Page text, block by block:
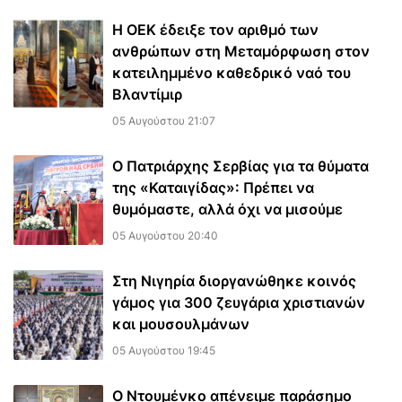
Η ΟΕΚ έδειξε τον αριθμό των
ανθρώπων στη Μεταμόρφωση στον
κατειλημμένο καθεδρικό ναό του
Βλαντίμιρ
05 Αυγούστου 21:07
Ο Πατριάρχης Σερβίας για τα θύματα
της «Καταιγίδας»: Πρέπει να
θυμόμαστε, αλλά όχι να μισούμε
05 Αυγούστου 20:40
Στη Νιγηρία διοργανώθηκε κοινός
γάμος για 300 ζευγάρια χριστιανών
και μουσουλμάνων
05 Αυγούστου 19:45
Ο Ντουμένκο απένειμε παράσημο